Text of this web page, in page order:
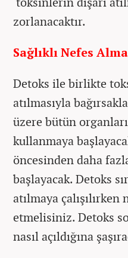
zorlanacaktır.
Sağlıklı Nefes
Detoks ile birlikte
atılmasıyla
üzere bütün
kullanmaya
öncesinden daha
başlayacak. Detoks
atılmaya
etmelisiniz. Detoks
nasıl açıldığına